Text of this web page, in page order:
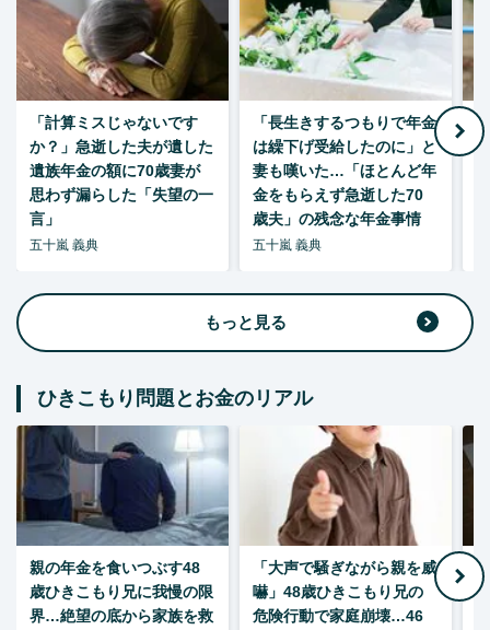
「計算ミスじゃないです
か？」急逝した夫が遺した
遺族年金の額に70歳妻が
思わず漏らした「失望の一
言」
五十嵐 義典
「長生きするつもりで年金
は繰下げ受給したのに」と
妻も嘆いた…「ほとんど年
金をもらえず急逝した70
歳夫」の残念な年金事情
五十嵐 義典
もっと見る
ひきこもり問題とお金のリアル
親の年金を食いつぶす48
歳ひきこもり兄に我慢の限
界…絶望の底から家族を救
「大声で騒ぎながら親を威
嚇」48歳ひきこもり兄の
危険行動で家庭崩壊…46